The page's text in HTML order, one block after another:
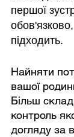
першої
підходить.
Найняти
вашої
Більш
контроль
догляду за